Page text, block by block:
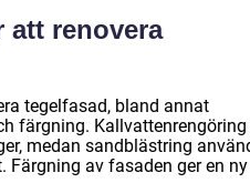
att renovera
tegelfasad, bland annat
färgning. Kallvattenrengöring
medan sandblästring
av fasaden ger en